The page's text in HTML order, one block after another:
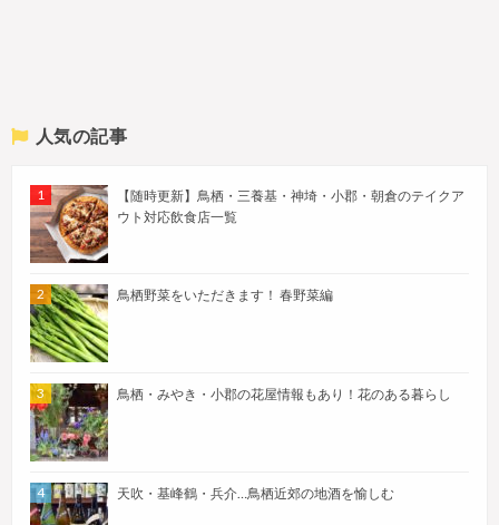
人気の記事
【随時更新】鳥栖・三養基・神埼・小郡・朝倉のテイクア
ウト対応飲食店一覧
鳥栖野菜をいただきます！ 春野菜編
鳥栖・みやき・小郡の花屋情報もあり！花のある暮らし
天吹・基峰鶴・兵介…鳥栖近郊の地酒を愉しむ